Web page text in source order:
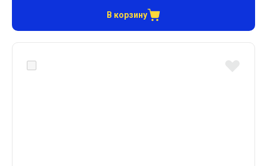
В корзину